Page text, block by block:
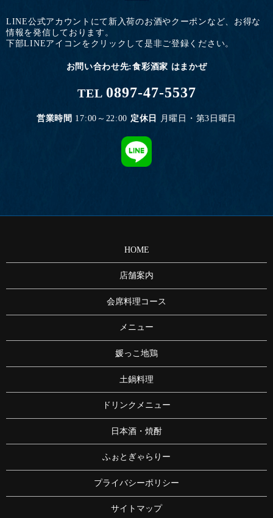
LINE公式アカウントにて新入荷のお酒やクーポンなど、お得な
情報を発信しております。
下部LINEアイコンをクリックして是非ご登録ください。
お問い合わせ先:食彩酒家 はまかぜ
TEL 0897-47-5537
営業時間 17:00～22:00 定休日 月曜日・第3日曜日
HOME
店舗案内
会席料理コース
メニュー
媛っこ地鶏
土鍋料理
ドリンクメニュー
日本酒・焼酎
ふぉとぎゃらりー
プライバシーポリシー
サイトマップ